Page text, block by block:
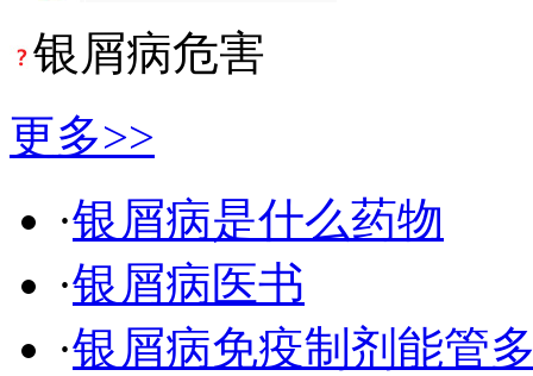
银屑病危害
更多>>
·银屑病是什么药物
·银屑病医书
·银屑病免疫制剂能管